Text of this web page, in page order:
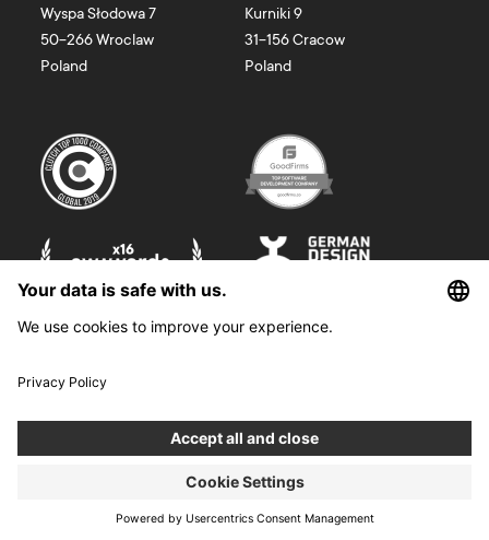
Wyspa Słodowa 7
50-266Wroclaw
Poland
Kurniki 9
31-156Cracow
Poland
Boldare S.A. z siedzibą w Gliwicach, przy ul. Zwycięstwa 52, zarejestrowana
Rejestru Sądowego pod nr KRS 0000914518, NIP 6312698829, REGON
38958555. Wysokość kapitału zakładowego i wpłaconego 100 000,00 zł.